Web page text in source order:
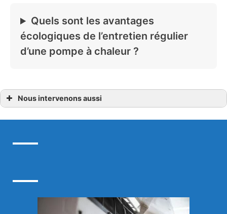
Quels sont les avantages
écologiques de l’entretien régulier
d’une pompe à chaleur ?
Nous intervenons aussi
Entretien pompe à chaleur à Saint-Cyr-sur-Loire